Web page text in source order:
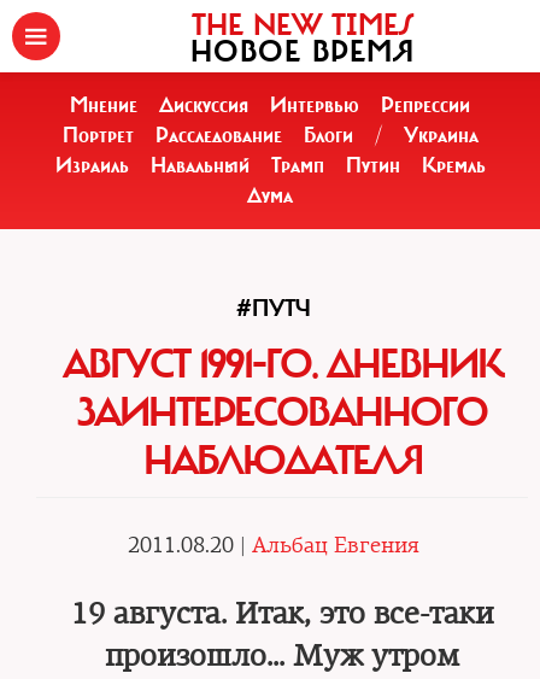
THE NEW TIMES
НОВОЕ ВРЕМЯ
Мнение Дискуссия Интервью
Репрессии
Портрет
Расследование Блоги /
Украина
Израиль
Навальный Трамп Путин
Кремль
Дума
#ПУТЧ
АВГУСТ 1991-ГО. ДНЕВНИК
ЗАИНТЕРЕСОВАННОГО
НАБЛЮДАТЕЛЯ
2011.08.20 | Альбац Евгения
19 августа. Итак, это все-таки
произошло… Муж утром